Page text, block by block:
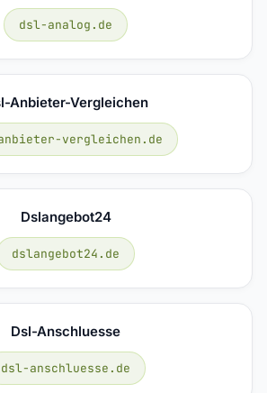
dsl-analog.de
Anbieter-Vergleichen
vergleichen.de
Dslangebot24
dslangebot24.de
Dsl-Anschluesse
dsl-anschluesse.de